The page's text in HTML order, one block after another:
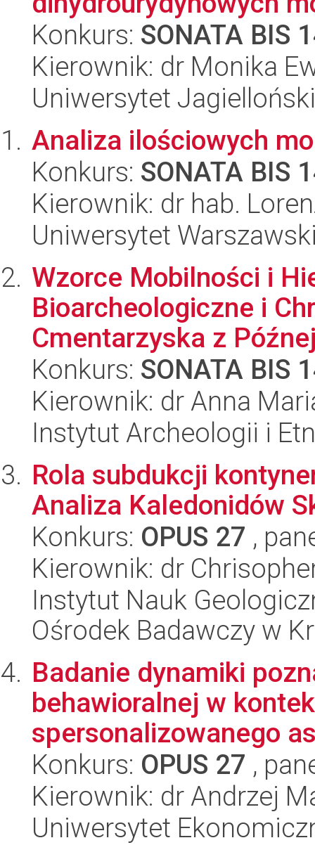
Konkurs: SONATA BIS
Kierownik: dr Monika
Uniwersytet Jagielloński
Analiza ilościowych
Konkurs: SONATA BIS
Kierownik: dr hab.
Uniwersytet
Wzorce Mobilności i
Bioarcheologiczne i
Cmentarzyska z
Konkurs: SONATA BIS
Kierownik: dr Anna
Instytut Archeologii i
Rola subdukcji
Analiza Kaledonidów
Konkurs: OPUS 27 ,
Kierownik: dr
Instytut Nauk
Ośrodek Badawczy w
Badanie dynamiki
behawioralnej w
spersonalizowanego
Konkurs: OPUS 27 ,
Kierownik: dr Andrzej
Uniwersytet